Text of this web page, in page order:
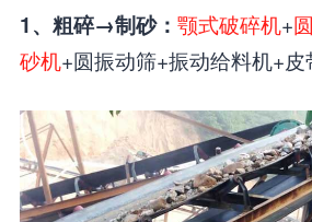
1、粗碎→制砂： 颚式破碎机+
砂机+圆振动筛+振动给料机+皮